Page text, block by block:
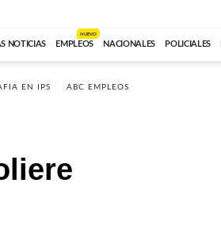
NOTICIAS EMPLEOS
NUEVO
NACIONALES POLICIALES
EN IPS ABC EMPLEOS